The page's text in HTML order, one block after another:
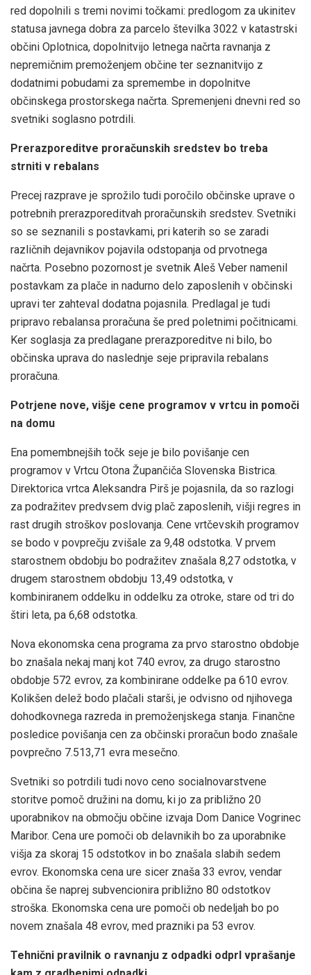
red dopolnili s tremi novimi točkami: predlogom za ukinitev
statusa javnega dobra za parcelo številka 3022 v katastrski
občini Oplotnica, dopolnitvijo letnega načrta ravnanja z
nepremičnim premoženjem občine ter seznanitvijo z
dodatnimi pobudami za spremembe in dopolnitve
občinskega prostorskega načrta. Spremenjeni dnevni red so
svetniki soglasno potrdili.
Prerazporeditve proračunskih sredstev bo treba
strniti v rebalans
Precej razprave je sprožilo tudi poročilo občinske uprave o
potrebnih prerazporeditvah proračunskih sredstev. Svetniki
so se seznanili s postavkami, pri katerih so se zaradi
različnih dejavnikov pojavila odstopanja od prvotnega
načrta. Posebno pozornost je svetnik Aleš Veber namenil
postavkam za plače in nadurno delo zaposlenih v občinski
upravi ter zahteval dodatna pojasnila. Predlagal je tudi
pripravo rebalansa proračuna še pred poletnimi počitnicami.
Ker soglasja za predlagane prerazporeditve ni bilo, bo
občinska uprava do naslednje seje pripravila rebalans
proračuna.
Potrjene nove, višje cene programov v vrtcu in pomoči
na domu
Ena pomembnejših točk seje je bilo povišanje cen
programov v Vrtcu Otona Župančiča Slovenska Bistrica.
Direktorica vrtca Aleksandra Pirš je pojasnila, da so razlogi
za podražitev predvsem dvig plač zaposlenih, višji regres in
rast drugih stroškov poslovanja. Cene vrtčevskih programov
se bodo v povprečju zvišale za 9,48 odstotka. V prvem
starostnem obdobju bo podražitev znašala 8,27 odstotka, v
drugem starostnem obdobju 13,49 odstotka, v
kombiniranem oddelku in oddelku za otroke, stare od tri do
štiri leta, pa 6,68 odstotka.
Nova ekonomska cena programa za prvo starostno obdobje
bo znašala nekaj manj kot 740 evrov, za drugo starostno
obdobje 572 evrov, za kombinirane oddelke pa 610 evrov.
Kolikšen delež bodo plačali starši, je odvisno od njihovega
dohodkovnega razreda in premoženjskega stanja. Finančne
posledice povišanja cen za občinski proračun bodo znašale
povprečno 7.513,71 evra mesečno.
Svetniki so potrdili tudi novo ceno socialnovarstvene
storitve pomoč družini na domu, ki jo za približno 20
uporabnikov na območju občine izvaja Dom Danice Vogrinec
Maribor. Cena ure pomoči ob delavnikih bo za uporabnike
višja za skoraj 15 odstotkov in bo znašala slabih sedem
evrov. Ekonomska cena ure sicer znaša 33 evrov, vendar
občina še naprej subvencionira približno 80 odstotkov
stroška. Ekonomska cena ure pomoči ob nedeljah bo po
novem znašala 48 evrov, med prazniki pa 53 evrov.
Tehnični pravilnik o ravnanju z odpadki odprl vprašanje